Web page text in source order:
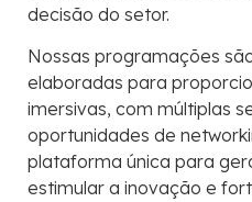
decisão do setor.
Nossas programações
elaboradas para
imersivas, com múltiplas
oportunidades de
plataforma única para
estimular a inovação e